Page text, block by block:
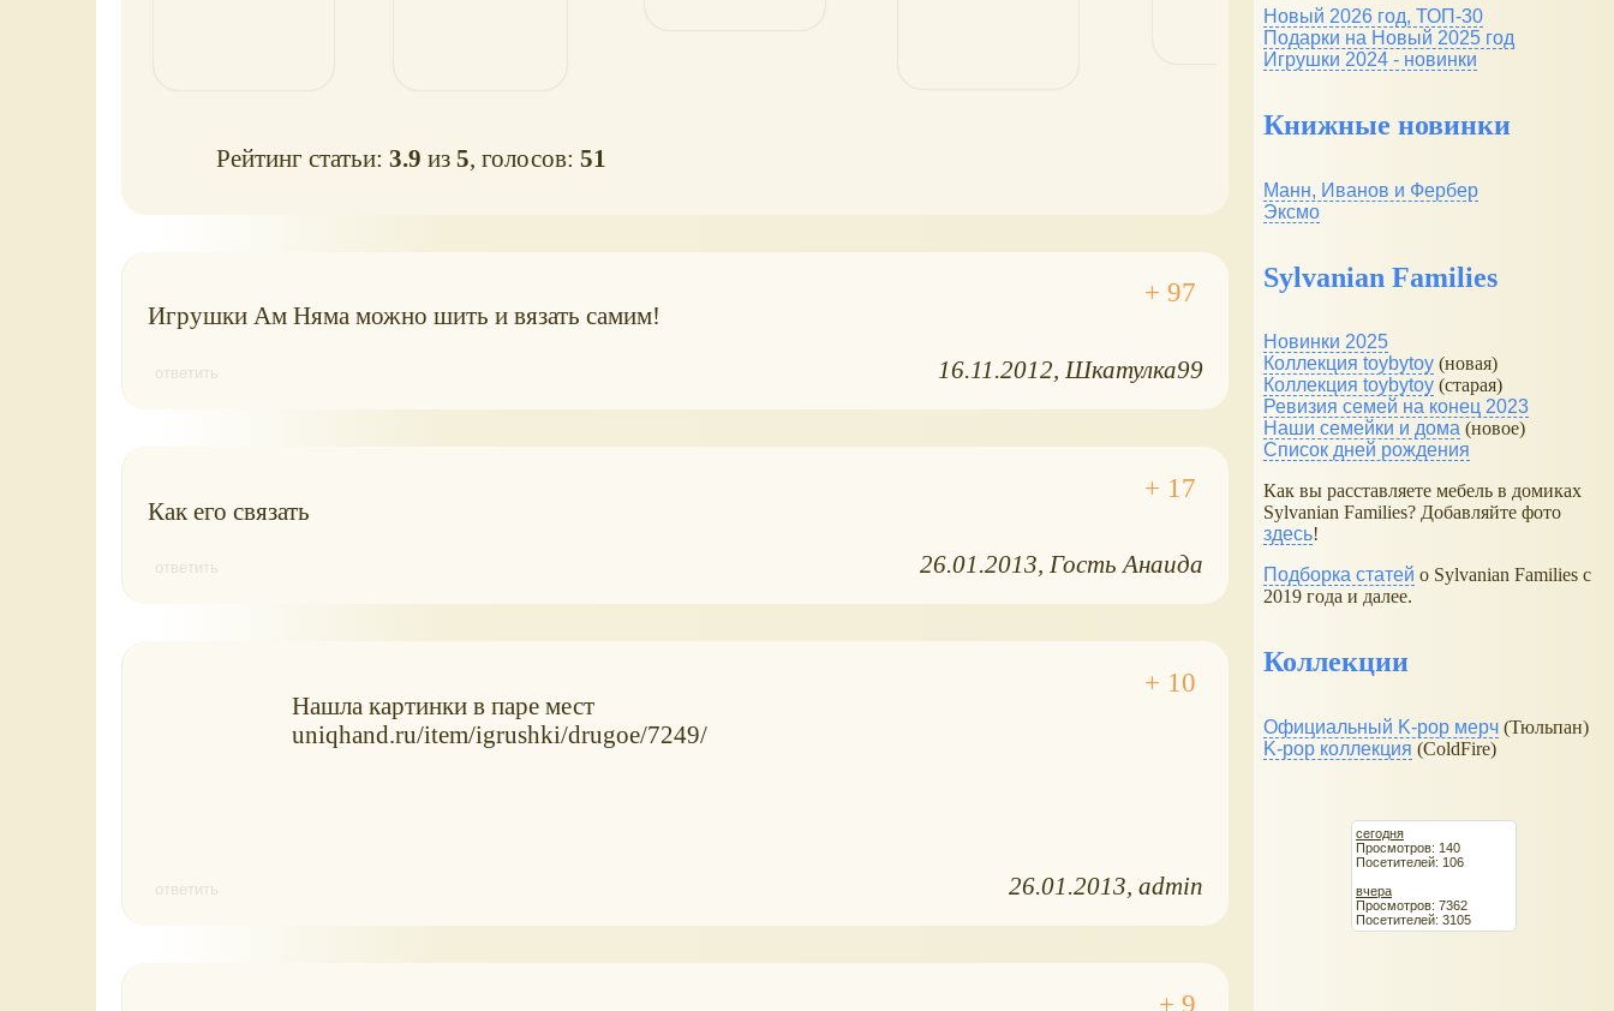
Рейтинг статьи:3.9 из5, голосов:51
Игрушки Ам Няма можно шить и вязать самим!
ответить 16.11.2012 Шкатулка99
Как его связать
ответить 26.01.2013 Гость Анаида
Нашла картинки в паре мест
uniqhand.ru/item/igrushki/drugoe/7249/
ответить 26.01.2013 admin
Новый 2026 год, ТОП-30
Подарки на Новый 2025 год
Игрушки 2024 - новинки
Книжные новинки
Манн, Иванов и Фербер
Эксмо
Sylvanian Families
Новинки 2025
Коллекция toybytoy (новая)
Коллекция toybytoy (старая)
Ревизия семей на конец 2023
Наши семейки и дома (новое)
Список дней рождения
Как вы расставляете мебель в домиках
Sylvanian Families? Добавляйте фото
здесь!
Подборка статей о Sylvanian Families с
2019 года и далее.
Коллекции
Официальный K-pop мерч (Тюльпан)
K-pop коллекция (ColdFire)
сегодня
Просмотров: 140
Посетителей: 106
вчера
Просмотров: 7362
Посетителей: 3105